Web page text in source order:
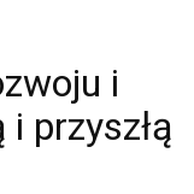
i
przyszłą